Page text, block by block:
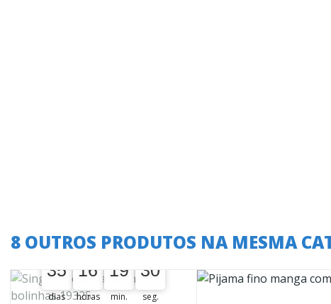
8 OUTROS PRODUTOS NA MESMA
A oferta termina em:
35
35
00
dias
16
16
00
horas
19
19
00
min.
29
29
30
seg.